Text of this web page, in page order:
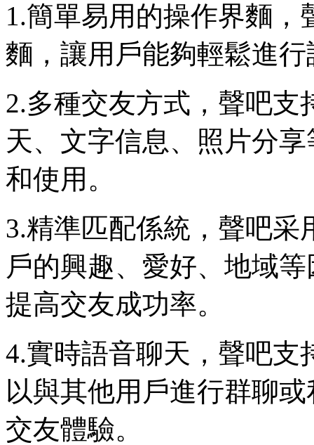
1.簡單易用的操作界麵
麵，讓用戶能夠輕鬆進
2.多種交友方式，聲吧
天、文字信息、照片分
和使用。
3.精準匹配係統，聲吧
戶的興趣、愛好、地域
提高交友成功率。
4.實時語音聊天，聲吧支
以與其他用戶進行群聊
交友體驗。